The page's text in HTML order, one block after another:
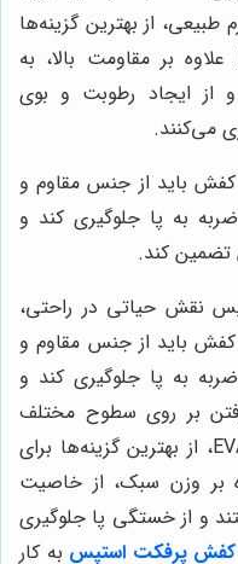
از بهترین گزینه‌ها
بر مقاومت بالا، به
از ایجاد رطوبت و بوی
می‌کنند.
کفش باید از جنس مقاوم و
به پا جلوگیری کند و
تضمین کند.
نقش حیاتی در راحتی،
کفش باید از جنس مقاوم و
به پا جلوگیری کند و
بر روی سطوح مختلف
تضمین کند. زیره‌های PU و EVA، از بهترین گزینه‌ها برای
بر وزن سبک، از خاصیت
و از خستگی پا جلوگیری
کفش پرفکت استپس به کار